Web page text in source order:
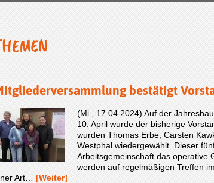
bestätigt
(Mi., 17.04.2024) Auf der
10. April wurde der bisherige
wurden Thomas Erbe, Carsten
Westphal wiedergewählt. Dieser
Arbeitsgemeinschaft das operative
werden auf regelmäßigen Treffen
Art… [Weiter]